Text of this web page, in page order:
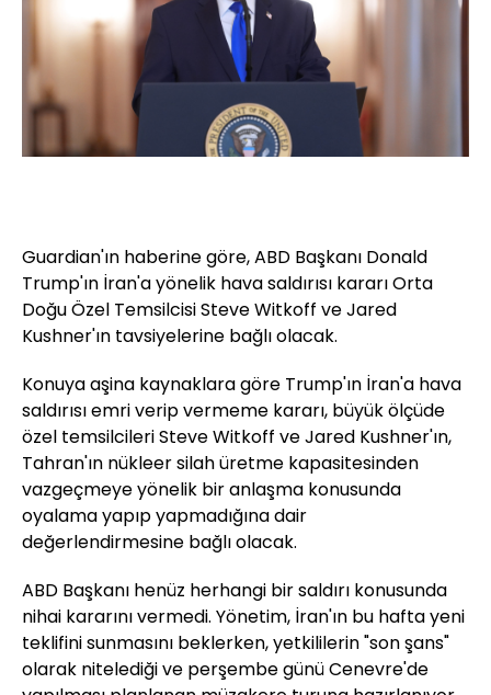
Guardian'ın haberine göre, ABD Başkanı Donald
Trump'ın İran'a yönelik hava saldırısı kararı Orta
Doğu Özel Temsilcisi Steve Witkoff ve Jared
Kushner'ın tavsiyelerine bağlı olacak.
Konuya aşina kaynaklara göre Trump'ın İran'a hava
saldırısı emri verip vermeme kararı, büyük ölçüde
özel temsilcileri Steve Witkoff ve Jared Kushner'ın,
Tahran'ın nükleer silah üretme kapasitesinden
vazgeçmeye yönelik bir anlaşma konusunda
oyalama yapıp yapmadığına dair
değerlendirmesine bağlı olacak.
ABD Başkanı henüz herhangi bir saldırı konusunda
nihai kararını vermedi. Yönetim, İran'ın bu hafta yeni
teklifini sunmasını beklerken, yetkililerin "son şans"
olarak nitelediği ve perşembe günü Cenevre'de